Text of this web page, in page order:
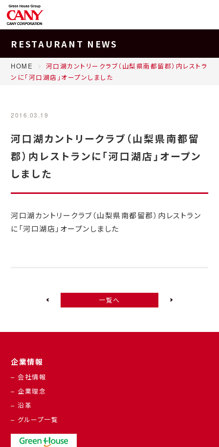
RESTAURANT NEWS
HOME
河口湖カントリークラブ（山梨県南都留郡）内レストラ
ンに「河口湖店」オープンしました
2016.03.19
河口湖カントリークラブ（山梨県南都留
郡）内レストランに「河口湖店」オープン
しました
河口湖カントリークラブ（山梨県南都留郡）内レストラン
に「河口湖店」オープンしました
一覧へ
企業情報
– 会社情報
– 企業理念
– 沿革
– グループ一覧